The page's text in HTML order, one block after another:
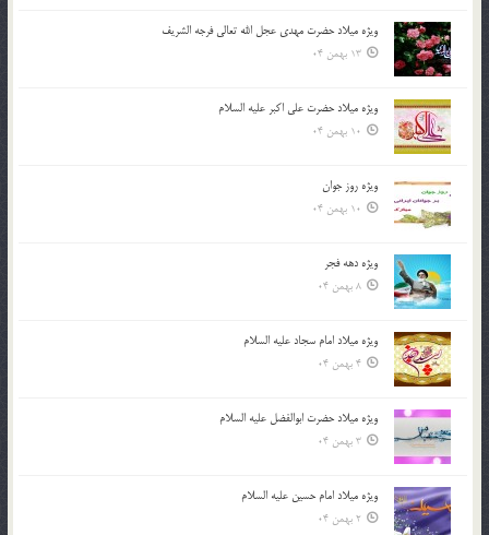
ویژه میلاد حضرت مهدی عجل الله تعالی فرجه الشريف
13 بهمن 04
ویژه میلاد حضرت علی اکبر علیه السلام
10 بهمن 04
ویژه روز جوان
10 بهمن 04
ویژه دهه فجر
8 بهمن 04
ویژه میلاد امام سجاد علیه السلام
4 بهمن 04
ویژه میلاد حضرت ابوالفضل علیه السلام
3 بهمن 04
ویژه میلاد امام حسین علیه السلام
2 بهمن 04